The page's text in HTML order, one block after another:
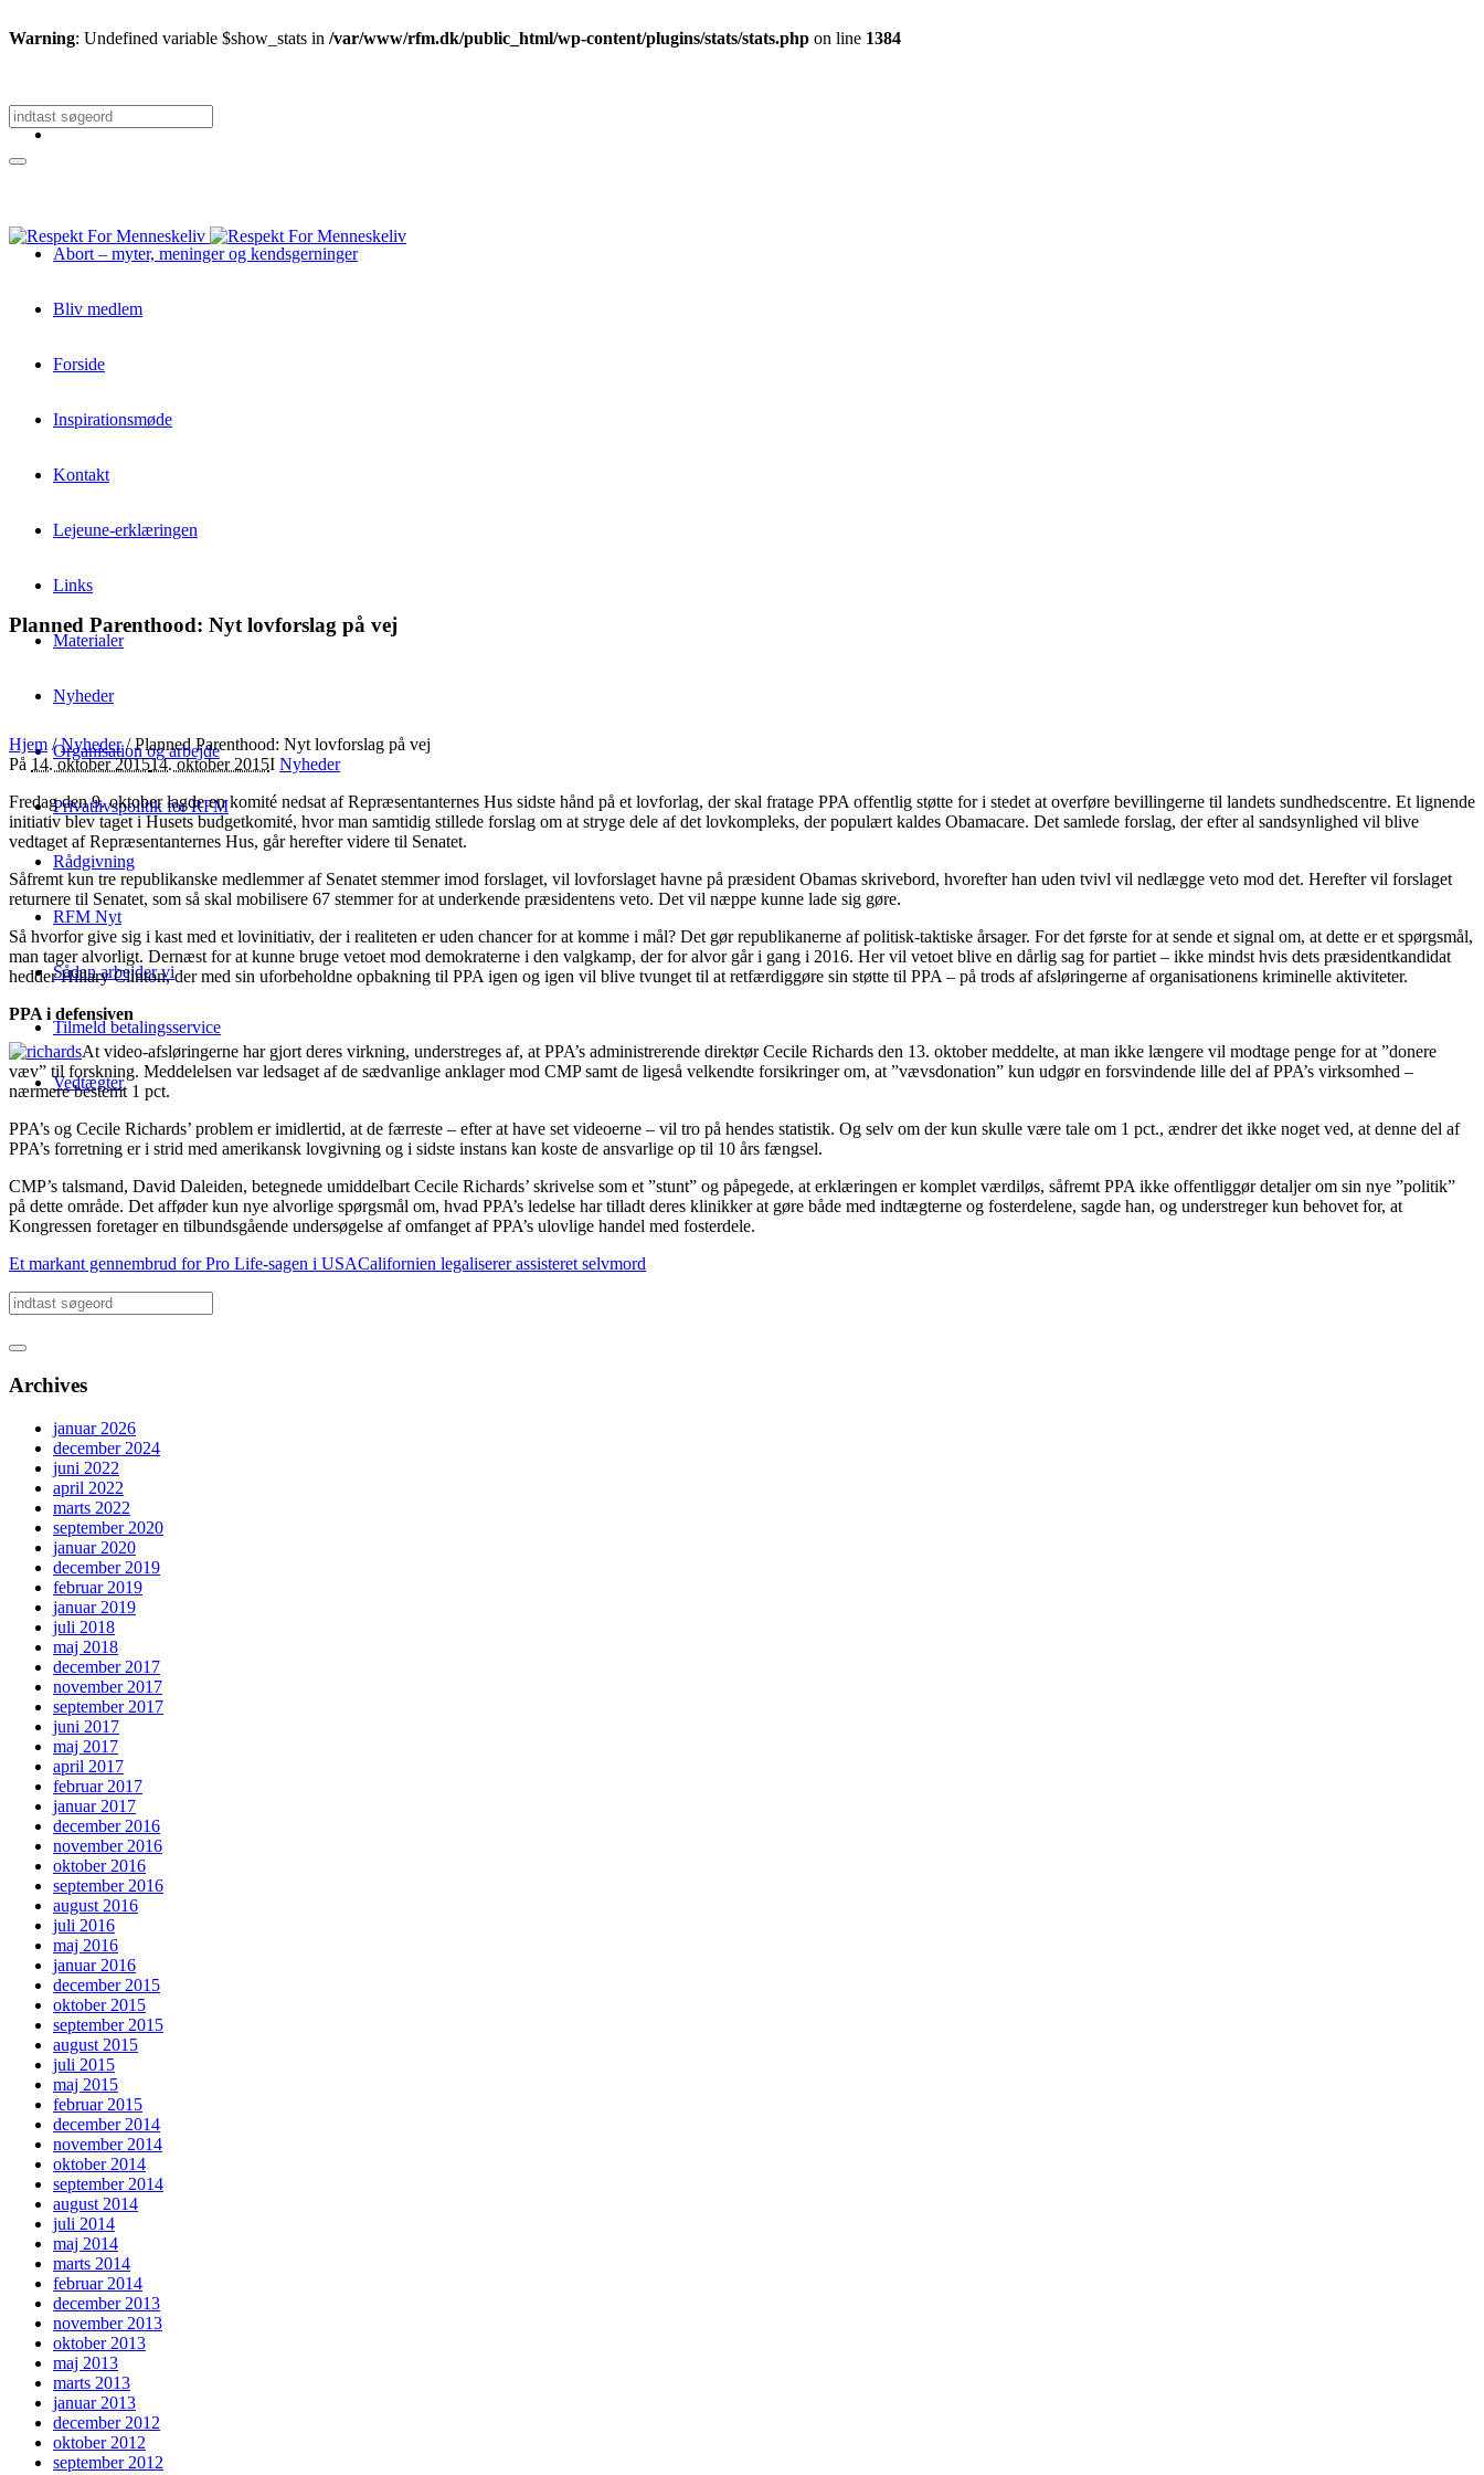
Warning: Undefined variable $show_stats in /var/www/rfm.dk/public_html/wp-content/plugins/stats/stats.php on line 1384
Abort – myter, meninger og kendsgerninger
Bliv medlem
Forside
Inspirationsmøde
Kontakt
Lejeune-erklæringen
Links
Materialer
Nyheder
Organisation og arbejde
Privatlivspolitik for RFM
Rådgivning
RFM Nyt
Sådan arbejder vi
Tilmeld betalingsservice
Vedtægter
Planned Parenthood: Nyt lovforslag på vej
Hjem /Nyheder /Planned Parenthood: Nyt lovforslag på vej
På 14. oktober 201514. oktober 2015I Nyheder
Fredag den 9. oktober lagde en komité nedsat af Repræsentanternes Hus sidste hånd på et lovforlag, der skal fratage PPA offentlig støtte for i stedet at overføre bevillingerne til landets sundhedscentre. Et lignende
initiativ blev taget i Husets budgetkomité, hvor man samtidig stillede forslag om at stryge dele af det lovkompleks, der populært kaldes Obamacare. Det samlede forslag, der efter al sandsynlighed vil blive
vedtaget af Repræsentanternes Hus, går herefter videre til Senatet.
Såfremt kun tre republikanske medlemmer af Senatet stemmer imod forslaget, vil lovforslaget havne på præsident Obamas skrivebord, hvorefter han uden tvivl vil nedlægge veto mod det. Herefter vil forslaget
returnere til Senatet, som så skal mobilisere 67 stemmer for at underkende præsidentens veto. Det vil næppe kunne lade sig gøre.
Så hvorfor give sig i kast med et lovinitiativ, der i realiteten er uden chancer for at komme i mål? Det gør republikanerne af politisk-taktiske årsager. For det første for at sende et signal om, at dette er et spørgsmål,
man tager alvorligt. Dernæst for at kunne bruge vetoet mod demokraterne i den valgkamp, der for alvor går i gang i 2016. Her vil vetoet blive en dårlig sag for partiet – ikke mindst hvis dets præsidentkandidat
hedder Hillary Clinton, der med sin uforbeholdne opbakning til PPA igen og igen vil blive tvunget til at retfærdiggøre sin støtte til PPA – på trods af afsløringerne af organisationens kriminelle aktiviteter.
PPA i defensiven
At video-afsløringerne har gjort deres virkning, understreges af, at PPA’s administrerende direktør Cecile Richards den 13. oktober meddelte, at man ikke længere vil modtage penge for at ”donere
væv” til forskning. Meddelelsen var ledsaget af de sædvanlige anklager mod CMP samt de ligeså velkendte forsikringer om, at ”vævsdonation” kun udgør en forsvindende lille del af PPA’s virksomhed –
nærmere bestemt 1 pct.
PPA’s og Cecile Richards’ problem er imidlertid, at de færreste – efter at have set videoerne – vil tro på hendes statistik. Og selv om der kun skulle være tale om 1 pct., ændrer det ikke noget ved, at denne del af
PPA’s forretning er i strid med amerikansk lovgivning og i sidste instans kan koste de ansvarlige op til 10 års fængsel.
CMP’s talsmand, David Daleiden, betegnede umiddelbart Cecile Richards’ skrivelse som et ”stunt” og påpegede, at erklæringen er komplet værdiløs, såfremt PPA ikke offentliggør detaljer om sin nye ”politik”
på dette område. Det afføder kun nye alvorlige spørgsmål om, hvad PPA’s ledelse har tilladt deres klinikker at gøre både med indtægterne og fosterdelene, sagde han, og understreger kun behovet for, at
Kongressen foretager en tilbundsgående undersøgelse af omfanget af PPA’s ulovlige handel med fosterdele.
Et markant gennembrud for Pro Life-sagen i USACalifornien legaliserer assisteret selvmord
Archives
januar 2026
december 2024
juni 2022
april 2022
marts 2022
september 2020
januar 2020
december 2019
februar 2019
januar 2019
juli 2018
maj 2018
december 2017
november 2017
september 2017
juni 2017
maj 2017
april 2017
februar 2017
januar 2017
december 2016
november 2016
oktober 2016
september 2016
august 2016
juli 2016
maj 2016
januar 2016
december 2015
oktober 2015
september 2015
august 2015
juli 2015
maj 2015
februar 2015
december 2014
november 2014
oktober 2014
september 2014
august 2014
juli 2014
maj 2014
marts 2014
februar 2014
december 2013
november 2013
oktober 2013
maj 2013
marts 2013
januar 2013
december 2012
oktober 2012
september 2012